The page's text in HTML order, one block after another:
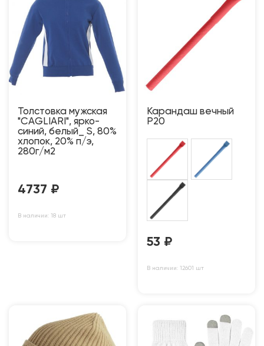
Толстовка мужская
"CAGLIARI", ярко-
синий, белый_ S, 80%
хлопок, 20% п/э,
280г/м2
4737 ₽
В наличии: 18 шт
Карандаш вечный
P20
53 ₽
В наличии: 12601 шт